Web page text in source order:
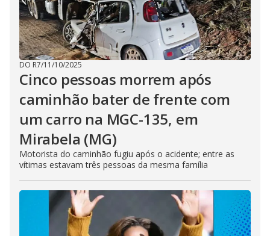
d
e
o
DO R7/11/10/2025
Cinco pessoas morrem após
caminhão bater de frente com
um carro na MGC-135, em
Mirabela (MG)
Motorista do caminhão fugiu após o acidente; entre as
vítimas estavam três pessoas da mesma família